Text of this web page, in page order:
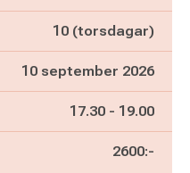
10 (torsdagar)
10 september 2026
Pågår mellan
17.30 - och
19.00
2600:-